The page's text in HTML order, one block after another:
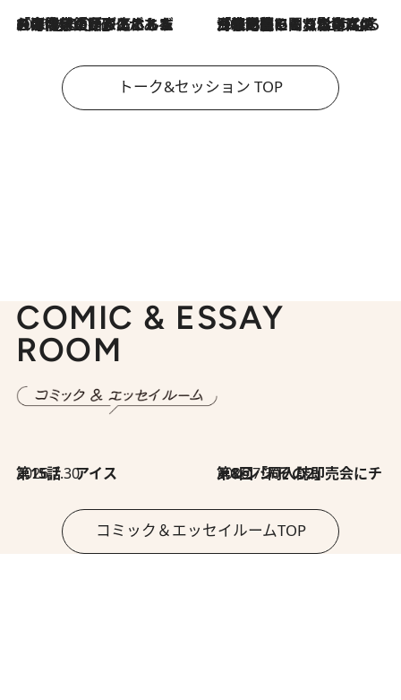
2026.8.3
「今後値上げがあるとすれば…」「リスクがあるのは今年の冬」エネルギー専門家が語る、ホルムズ海峡封鎖が家庭にもたらす“ある心配” 2026.8.3
「住宅建てられない…」「サーチャージ料の高値が続いている」ホルムズ海峡封鎖による影響はいつまで続く？《エネルギー専門家に聞く“どうなる日本の暮らし”》
トーク&セッション TOP
COMIC & ESSAY
ROOM
2026.7.30
第15話 アイス 2026.7.30
第8回「同人誌即売会にチャレンジ その2」
コミック＆エッセイルームTOP